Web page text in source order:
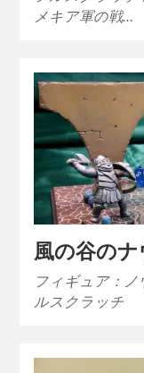
メキア軍の戦…
風の谷のナ
フィギュア：
ルスクラッチ